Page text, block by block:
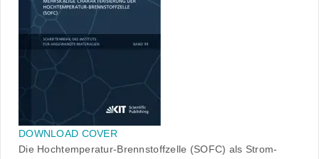
DOWNLOAD COVER
Die Hochtemperatur-Brennstoffzelle (SOFC) als Strom-